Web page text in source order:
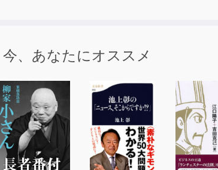
今、あなたにオススメ